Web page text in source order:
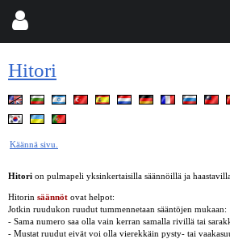
Hitori
Käännä sivu.
Hitori on pulmapeli yksinkertaisilla säännöillä ja
Hitorin säännöt ovat helpot:
Jotkin ruudukon ruudut tummennetaan sääntöjen mukaan:
- Sama numero saa olla vain kerran samalla rivillä tai
- Mustat ruudut eivät voi olla vierekkäin pysty- tai